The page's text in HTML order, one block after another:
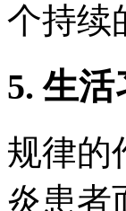
个持续
5. 生
规律的
炎患者